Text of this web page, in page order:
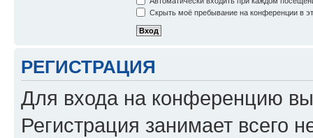
Скрыть моё пребывание на конференции в
РЕГИСТРАЦИЯ
Для входа на конференцию
Регистрация занимает всего